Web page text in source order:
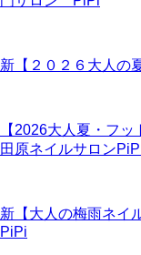
新【２０２６大人の
【2026大人夏・フ
田原ネイルサロン
新【大人の梅雨ネイ
PiPi